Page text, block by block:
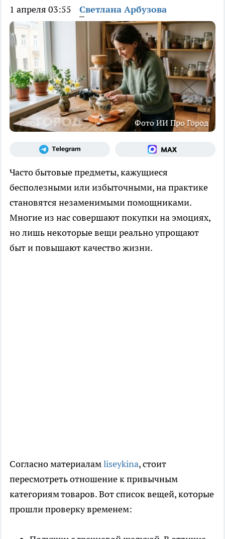
1 апреля 03:55 Светлана Арбузова
Фото ИИ Про Город
Часто бытовые предметы, кажущиеся
бесполезными или избыточными, на практике
становятся незаменимыми помощниками.
Многие из нас совершают покупки на эмоциях,
но лишь некоторые вещи реально упрощают
быт и повышают качество жизни.
Согласно материаламliseykina, стоит
пересмотреть отношение к привычным
категориям товаров. Вот список вещей, которые
прошли проверку временем: